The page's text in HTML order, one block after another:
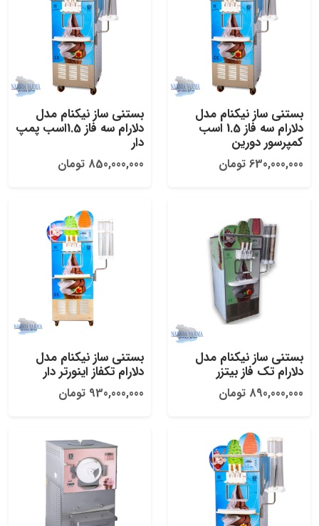
بستنی ساز نیکنام مدل
دلارام سه فاز 1.5 اسب
کمپرسور دورین
630,000,000 تومان
بستنی ساز نیکنام مدل
دلارام سه فاز 1.5اسب پمپ
دار
850,000,000 تومان
بستنی ساز نیکنام مدل
دلارام تک فاز بیتزر
890,000,000 تومان
بستنی ساز نیکنام مدل
دلارام تکفاز اینورتر دار
930,000,000 تومان